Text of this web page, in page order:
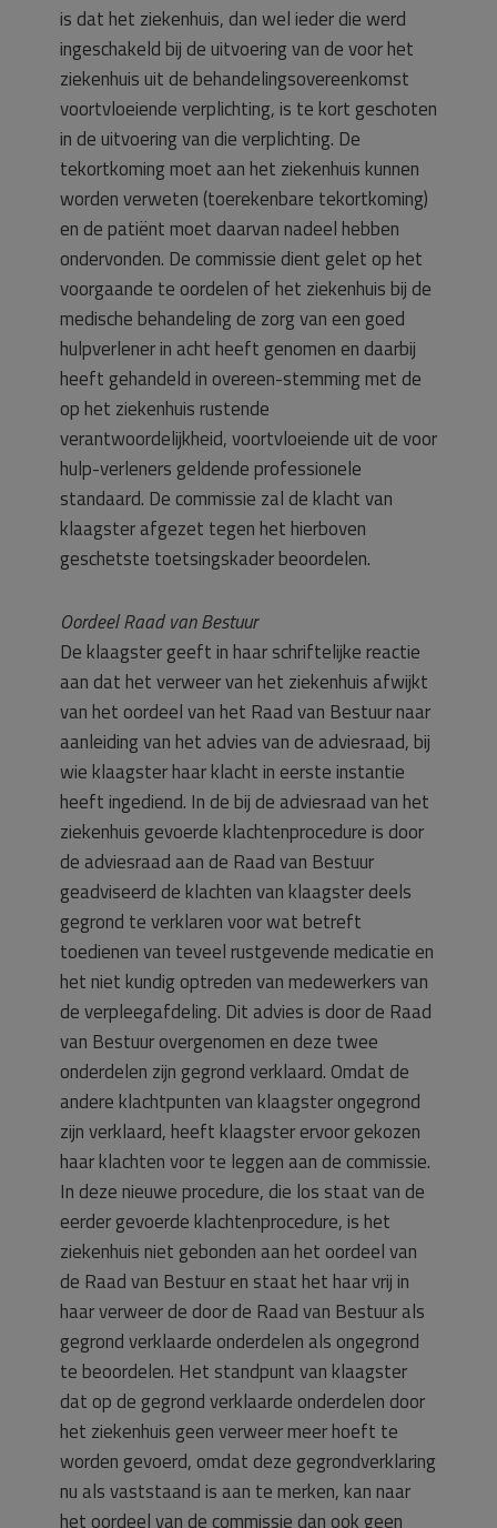
is dat het ziekenhuis, dan wel ieder die werd
ingeschakeld bij de uitvoering van de voor het
ziekenhuis uit de behandelingsovereenkomst
voortvloeiende verplichting, is te kort geschoten
in de uitvoering van die verplichting. De
tekortkoming moet aan het ziekenhuis kunnen
worden verweten (toerekenbare tekortkoming)
en de patiënt moet daarvan nadeel hebben
ondervonden. De commissie dient gelet op het
voorgaande te oordelen of het ziekenhuis bij de
medische behandeling de zorg van een goed
hulpverlener in acht heeft genomen en daarbij
heeft gehandeld in overeen-stemming met de
op het ziekenhuis rustende
verantwoordelijkheid, voortvloeiende uit de voor
hulp-verleners geldende professionele
standaard. De commissie zal de klacht van
klaagster afgezet tegen het hierboven
geschetste toetsingskader beoordelen.
Oordeel Raad van Bestuur
De klaagster geeft in haar schriftelijke reactie
aan dat het verweer van het ziekenhuis afwijkt
van het oordeel van het Raad van Bestuur naar
aanleiding van het advies van de adviesraad, bij
wie klaagster haar klacht in eerste instantie
heeft ingediend. In de bij de adviesraad van het
ziekenhuis gevoerde klachtenprocedure is door
de adviesraad aan de Raad van Bestuur
geadviseerd de klachten van klaagster deels
gegrond te verklaren voor wat betreft
toedienen van teveel rustgevende medicatie en
het niet kundig optreden van medewerkers van
de verpleegafdeling. Dit advies is door de Raad
van Bestuur overgenomen en deze twee
onderdelen zijn gegrond verklaard. Omdat de
andere klachtpunten van klaagster ongegrond
zijn verklaard, heeft klaagster ervoor gekozen
haar klachten voor te leggen aan de commissie.
In deze nieuwe procedure, die los staat van de
eerder gevoerde klachtenprocedure, is het
ziekenhuis niet gebonden aan het oordeel van
de Raad van Bestuur en staat het haar vrij in
haar verweer de door de Raad van Bestuur als
gegrond verklaarde onderdelen als ongegrond
te beoordelen. Het standpunt van klaagster
dat op de gegrond verklaarde onderdelen door
het ziekenhuis geen verweer meer hoeft te
worden gevoerd, omdat deze gegrondverklaring
nu als vaststaand is aan te merken, kan naar
het oordeel van de commissie dan ook geen